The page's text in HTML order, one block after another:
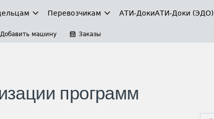
Перевозчикам АТИ-ДокиАТИ-Доки (ЭДО)
Добавить машину Заказы
программ